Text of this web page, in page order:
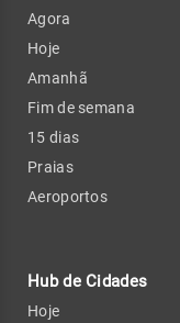
Agora
Hoje
Amanhã
Fim de semana
15 dias
Praias
Aeroportos
Hub de Cidades
Hoje